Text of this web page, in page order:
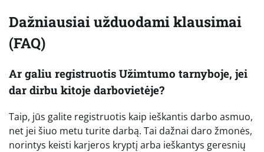
Dažniausiai užduodami klausimai
(FAQ)
Ar galiu registruotis Užimtumo tarnyboje, jei
dar dirbu kitoje darbovietėje?
Taip, jūs galite registruotis kaip ieškantis darbo asmuo,
net jei šiuo metu turite darbą. Tai dažnai daro žmonės,
norintys keisti karjeros kryptį arba ieškantys geresnių